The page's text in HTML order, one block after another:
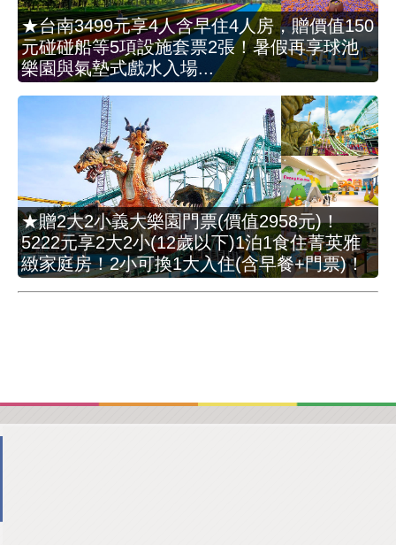
★台南3499元享4人含早住4人房，贈價值150
元碰碰船等5項設施套票2張！暑假再享球池
樂園與氣墊式戲水入場...
★贈2大2小義大樂園門票(價值2958元)！
5222元享2大2小(12歲以下)1泊1食住菁英雅
緻家庭房！2小可換1大入住(含早餐+門票)！